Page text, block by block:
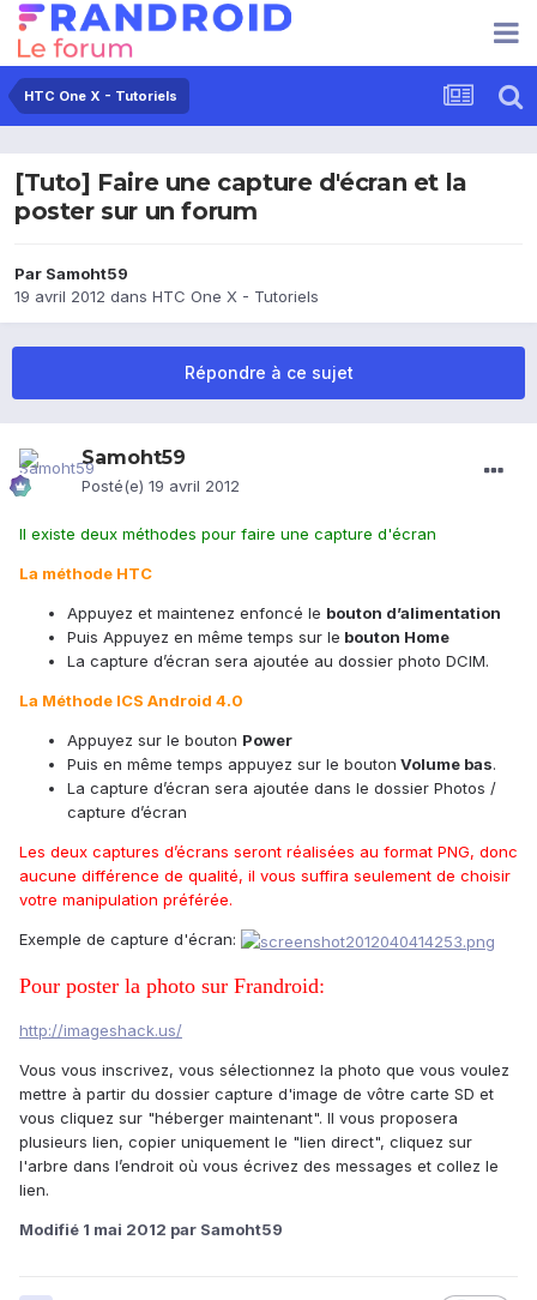
HTC One X - Tutoriels
[Tuto] Faire une capture d'écran et la
poster sur un forum
Par Samoht59
19 avril 2012 dans HTC One X - Tutoriels
Répondre à ce sujet
Samoht59
Posté(e) 19 avril 2012
Il existe deux méthodes pour faire une capture d'écran
La méthode HTC
Appuyez et maintenez enfoncé le bouton d’alimentation
Puis Appuyez en même temps sur le bouton Home
La capture d’écran sera ajoutée au dossier photo DCIM.
La Méthode ICS Android 4.0
Appuyez sur le bouton Power
Puis en même temps appuyez sur le bouton Volume bas.
La capture d’écran sera ajoutée dans le dossier Photos /
capture d’écran
Les deux captures d’écrans seront réalisées au format PNG, donc
aucune différence de qualité, il vous suffira seulement de choisir
votre manipulation préférée.
Exemple de capture d'écran:
Pour poster la photo sur Frandroid:
http://imageshack.us/
Vous vous inscrivez, vous sélectionnez la photo que vous voulez
mettre à partir du dossier capture d'image de vôtre carte SD et
vous cliquez sur "héberger maintenant". Il vous proposera
plusieurs lien, copier uniquement le "lien direct", cliquez sur
l'arbre dans l’endroit où vous écrivez des messages et collez le
lien.
Modifié 1 mai 2012 par Samoht59